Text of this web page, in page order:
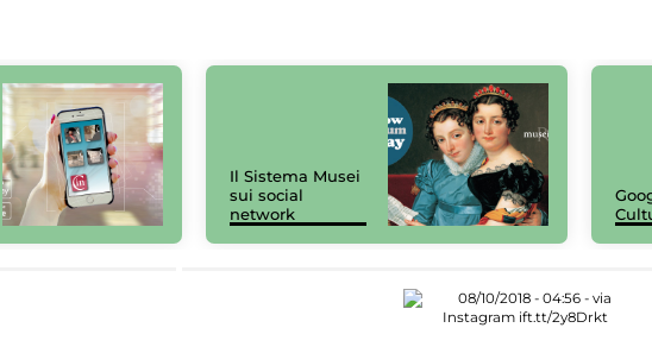
Il Sistema Musei
sui social
network